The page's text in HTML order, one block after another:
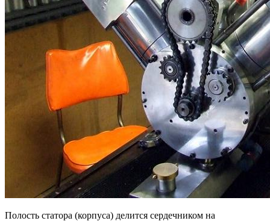
Полость статора (корпуса) делится сердечником на